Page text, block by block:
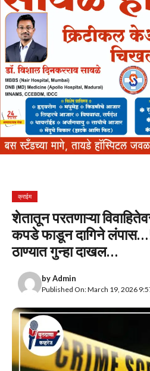
क्राईम
शेतातून परतणाऱ्या
कपडे फाडून दागिने
ठाण्यात गुन्हा दाखल…
byAdmin
Published On: March 19, 2026